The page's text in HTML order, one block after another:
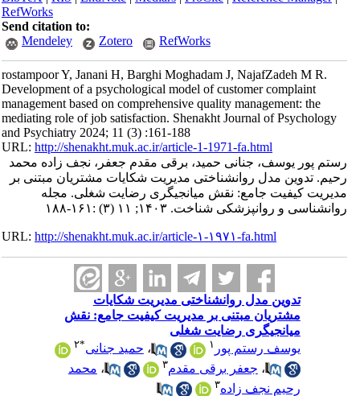
RefWorks
Send citation to:
Mendeley
Zotero RefWorks
rostampoor Y, Janani H, Barghi Moghadam J, NajafZadeh M R.
Development of a psychological model of customer complaint
management based on comprehensive quality management: the
mediating role of job satisfaction. Shenakht Journal of Psychology
and Psychiatry 2024; 11 (3) :161-188
URL:http://shenakht.muk.ac.ir/article-1-1971-fa.html
رستم پور یوسف، جنانی حمید، برقی مقدم جعفر، نجف زاده محمد
رحیم. تدوین مدل روانشناختی مدیریت شکایات مشتریان مبتنی بر
مدیریت کیفیت جامع: نقش میانجیگری رضایت شغلی. مجله
روانشناسی و روانپزشکی شناخت. ۱۴۰۳; ۱۱ (۳) :۱۶۱-۱۸۸
URL:http://shenakht.muk.ac.ir/article-۱-۱۹۷۱-fa.html
تدوین مدل روانشناختی مدیریت شکایات
مشتریان مبتنی بر مدیریت کیفیت جامع: نقش
میانجیگری رضایت شغلی
یوسف رستم پور
،حمید جنانی ۲
،جعفر برقی مقدم ،محمد
رحیم نجف زاده